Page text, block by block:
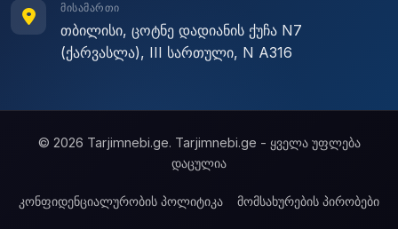
ᲛᲘᲡᲐᲛᲐᲠᲗᲘ
თბილისი, ცოტნე დადიანის ქუჩა N7
(ქარვასლა), III სართული, N A316
© 2026 Tarjimnebi.ge. Tarjimnebi.ge - ყველა უფლება
დაცულია
კონფიდენციალურობის პოლიტიკა მომსახურების პირობები